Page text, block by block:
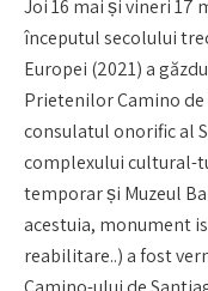
Joi 16 mai și vineri 17
începutul secolului
Europei (2021) a
Prietenilor Camino
consulatul onorific al
complexului cultural-
temporar și Muzeul
acestuia, monument
reabilitare..) a fost